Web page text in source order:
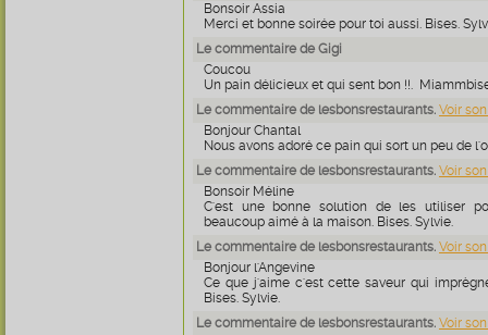
Bonsoir Assia
Merci et bonne soirée pour toi aussi. Bises.
Le commentaire de Gigi
Coucou
Un pain délicieux et qui sent bon !!.
Le commentaire de lesbonsrestaurants. Voir
Bonjour Chantal
Nous avons adoré ce pain qui sort un peu de
Le commentaire de lesbonsrestaurants. Voir
Bonsoir Méline
C'est une bonne solution de les utiliser
beaucoup aimé à la maison. Bises. Sylvie.
Le commentaire de lesbonsrestaurants. Voir
Bonjour l'Angevine
Ce que j'aime c'est cette saveur qui
Bises. Sylvie.
Le commentaire de lesbonsrestaurants. Voir